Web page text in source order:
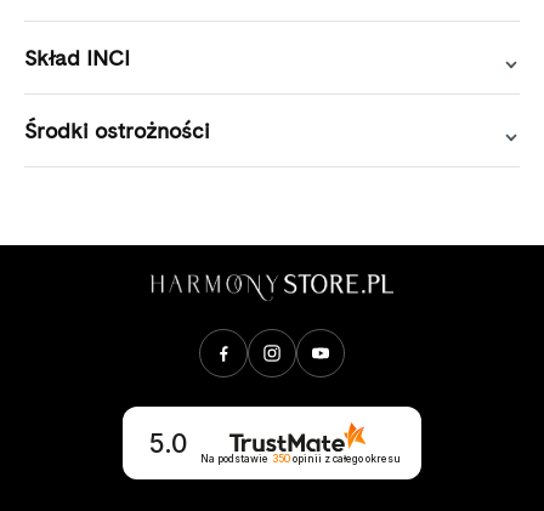
Skład INCI
Środki ostrożności
Opinie klientów
5.0
Na podstawie 350 opinii z całego okresu